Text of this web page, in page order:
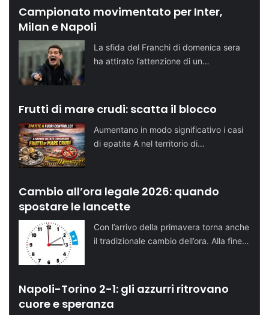
Campionato movimentato per Inter,
Milan e Napoli
La sfida del Franchi di domenica sera
ha attirato l’attenzione di un…
Frutti di mare crudi: scatta il blocco
Aumentano in modo significativo i casi
di epatite A nel territorio di…
Cambio all’ora legale 2026: quando
spostare le lancette
Con l’arrivo della primavera torna anche
il tradizionale cambio dell’ora. Alla fine…
Napoli-Torino 2-1: gli azzurri ritrovano
cuore e speranza